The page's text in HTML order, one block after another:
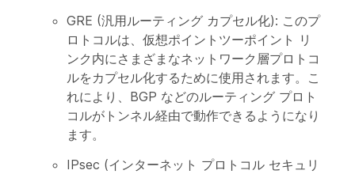
GRE (汎用ルーティング カプセル化): このプ
ロトコルは、仮想ポイントツーポイント リ
ンク内にさまざまなネットワーク層プロトコ
ルをカプセル化するために使用されます。こ
れにより、BGP などのルーティング プロト
コルがトンネル経由で動作できるようになり
ます。
IPsec (インターネット プロトコル セキュリ